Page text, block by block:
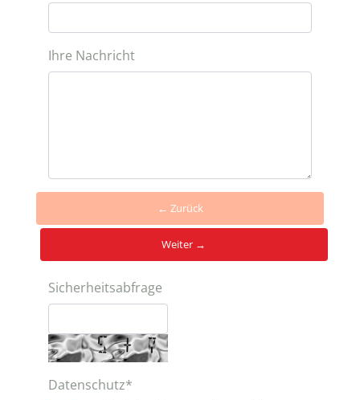
Ihre Nachricht
← Zurück
Weiter →
Sicherheitsabfrage
Datenschutz*